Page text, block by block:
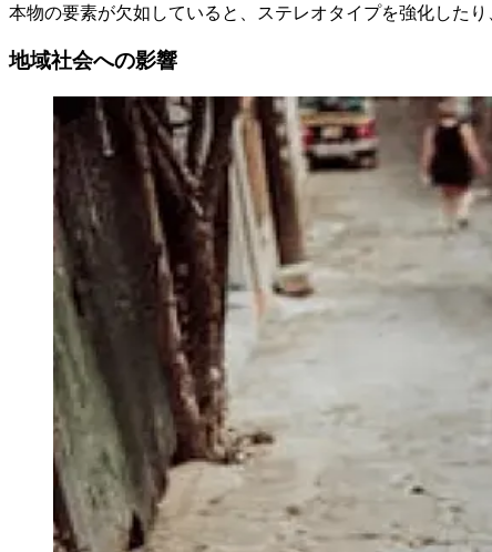
本物の要素が欠如していると、ステレオタイプを強化した
地域社会への影響